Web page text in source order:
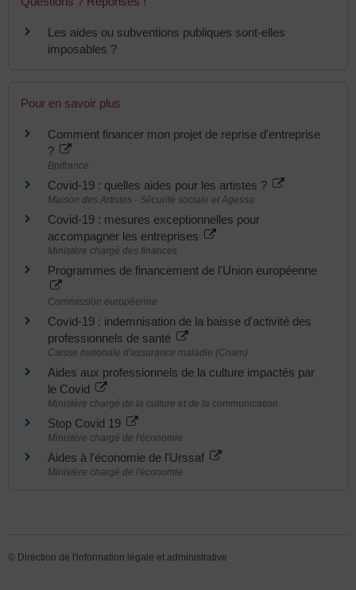
Les aides ou subventions publiques sont-elles
imposables ?
Pour en savoir plus
Comment financer mon projet de reprise d'entreprise
?
Bpifrance
Covid-19 : quelles aides pour les artistes ?
Maison des Artistes - Sécurité sociale et Agessa
Covid-19 : mesures exceptionnelles pour
accompagner les entreprises
Ministère chargé des finances
Programmes de financement de l'Union européenne
Commission européenne
Covid-19 : indemnisation de la baisse d'activité des
professionnels de santé
Caisse nationale d'assurance maladie (Cnam)
Aides aux professionnels de la culture impactés par
le Covid
Ministère chargé de la culture et de la communication
Stop Covid 19
Ministère chargé de l'économie
Aides à l'économie de l'Urssaf
Ministère chargé de l'économie
© Direction de l'information légale et administrative